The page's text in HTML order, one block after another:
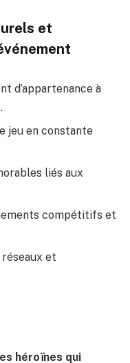
et
d’appartenance à
jeu en constante
liés aux
compétitifs et
et
héroïnes qui